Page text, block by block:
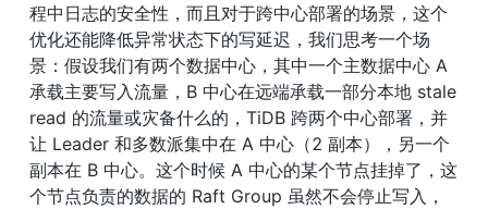
程中日志的安全性，而且对于跨中心部署的场景，这个
优化还能降低异常状态下的写延迟，我们思考一个场
景：假设我们有两个数据中心，其中一个主数据中心 A
承载主要写入流量，B 中心在远端承载一部分本地 stale
read 的流量或灾备什么的，TiDB 跨两个中心部署，并
让 Leader 和多数派集中在 A 中心（2 副本），另一个
副本在 B 中心。这个时候 A 中心的某个节点挂掉了，这
个节点负责的数据的 Raft Group 虽然不会停止写入，